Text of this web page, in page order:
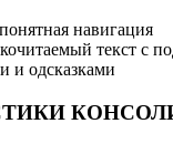
навигация
текст с
и одсказками